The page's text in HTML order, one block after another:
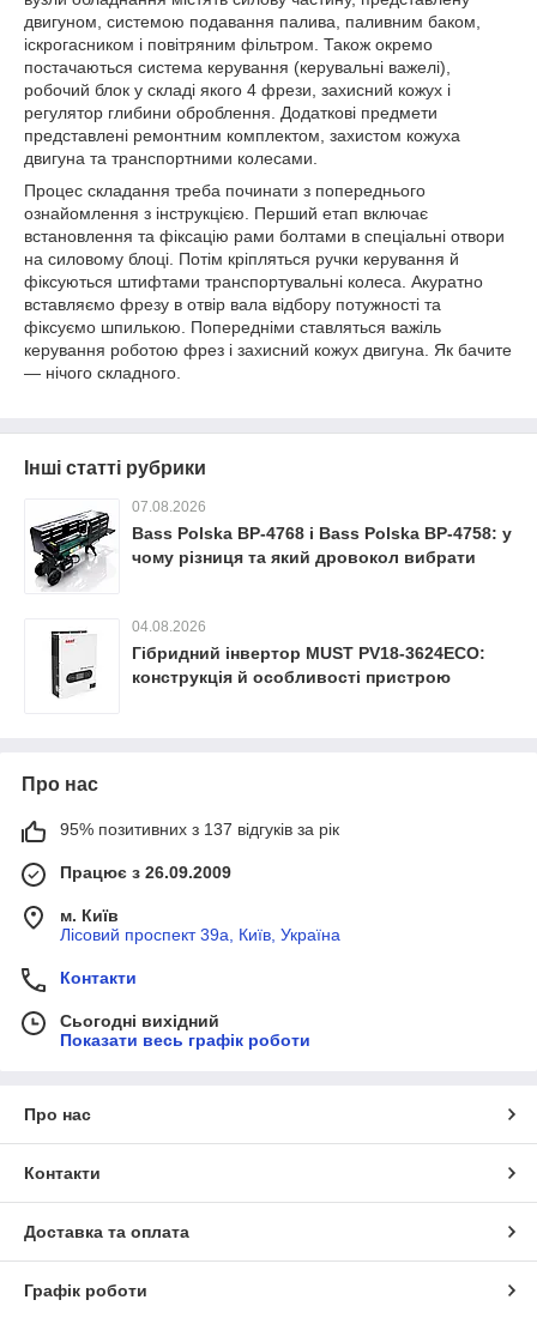
двигуном, системою подавання палива, паливним баком,
іскрогасником і повітряним фільтром. Також окремо
постачаються система керування (керувальні важелі),
робочий блок у складі якого 4 фрези, захисний кожух і
регулятор глибини оброблення. Додаткові предмети
представлені ремонтним комплектом, захистом кожуха
двигуна та транспортними колесами.
Процес складання треба починати з попереднього
ознайомлення з інструкцією. Перший етап включає
встановлення та фіксацію рами болтами в спеціальні отвори
на силовому блоці. Потім кріпляться ручки керування й
фіксуються штифтами транспортувальні колеса. Акуратно
вставляємо фрезу в отвір вала відбору потужності та
фіксуємо шпилькою. Попередніми ставляться важіль
керування роботою фрез і захисний кожух двигуна. Як бачите
— нічого складного.
Інші статті рубрики
07.08.2026
Bass Polska BP-4768 і Bass Polska BP-4758: у
чому різниця та який дровокол вибрати
04.08.2026
Гібридний інвертор MUST PV18-3624ECO:
конструкція й особливості пристрою
Про нас
95% позитивних з 137 відгуків за рік
Працює з 26.09.2009
м. Київ
Лісовий проспект 39а, Київ, Україна
Контакти
Сьогодні вихідний
Показати весь графік роботи
Про нас
Контакти
Доставка та оплата
Графік роботи